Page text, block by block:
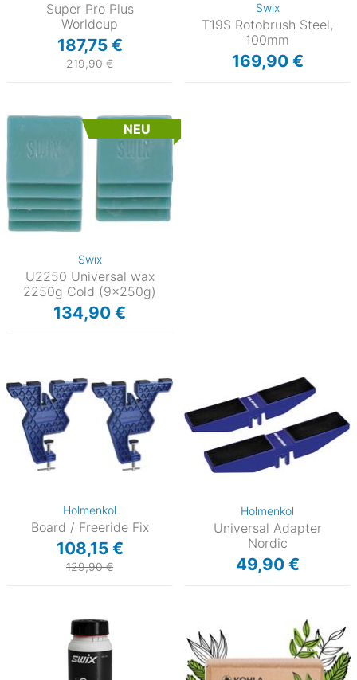
Super Pro Plus
Worldcup
187,75 €
219,90 €
Swix
T19S Rotobrush Steel,
100mm
169,90 €
NEU
Swix
U2250 Universal wax
2250g Cold (9x250g)
134,90 €
Holmenkol
Board / Freeride Fix
108,15 €
129,90 €
Holmenkol
Universal Adapter
Nordic
49,90 €